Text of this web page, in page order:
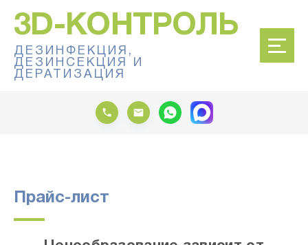
3D-КОНТРОЛЬ
ДЕЗИНФЕКЦИЯ,
ДЕЗИНСЕКЦИЯ И
ДЕРАТИЗАЦИЯ
Прайс-лист